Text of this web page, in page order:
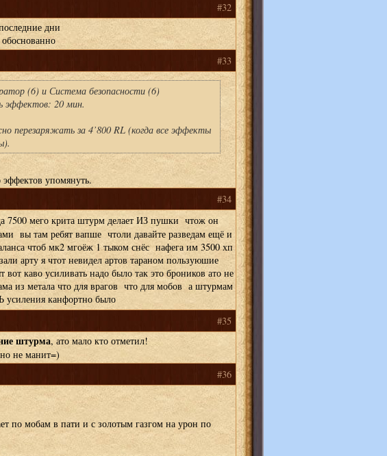
#32
дни
обоснованно
#33
(6) и Система безопасности (6)
эффектов: 20 мин.
перезаряжать за 4’800 RL (когда все эффекты
упомянуть.
#34
7500 мего крита штурм делает ИЗ пушки чтож он
вы там ребят вапше чтоли давайте разведам ещё и
чтоб мк2 мгоёж 1 тыком снёс нафега им 3500 хп
арту я чтот невидел артов тараном пользуюшие
вот каво усиливать надо было так это броников ато не
из метала что для врагов что для мобов а штурмам
усиления канфортно было
#35
штурма, ато мало кто отметил!
не манит=)
#36
по мобам в пати и с золотым газгом на урон по